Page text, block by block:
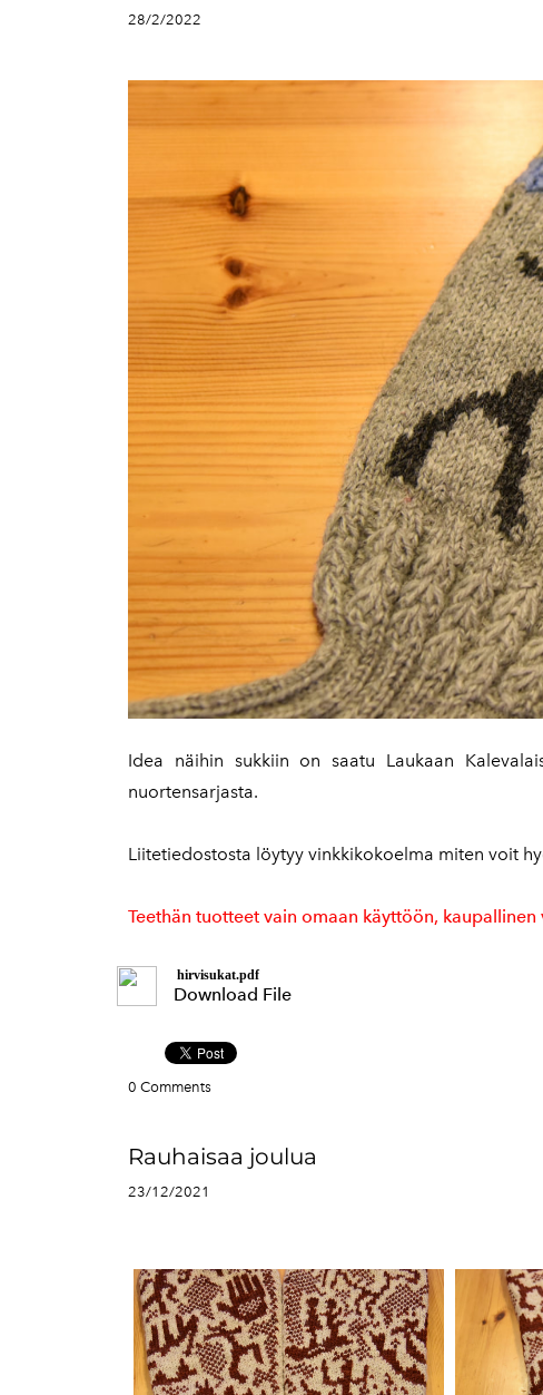
28/2/2022
Idea näihin sukkiin on saatu Laukaan
nuortensarjasta.
Liitetiedostosta löytyy vinkkikokoelma miten voit
Teethän tuotteet vain omaan käyttöön,
hirvisukat.pdf
Download File
0 Comments
Rauhaisaa joulua
23/12/2021